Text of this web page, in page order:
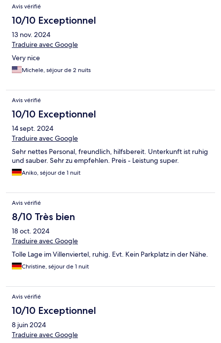
Avis vérifié
10/10 Exceptionnel
13 nov. 2024
Traduire avec Google
Very nice
Michele, séjour de 2 nuits
Avis vérifié
10/10 Exceptionnel
14 sept. 2024
Traduire avec Google
Sehr nettes Personal, freundlich, hilfsbereit. Unterkunft ist ruhig
und sauber. Sehr zu empfehlen. Preis - Leistung super.
Aniko, séjour de 1 nuit
Avis vérifié
8/10 Très bien
18 oct. 2024
Traduire avec Google
Tolle Lage im Villenviertel, ruhig. Evt. Kein Parkplatz in der Nähe.
Christine, séjour de 1 nuit
Avis vérifié
10/10 Exceptionnel
8 juin 2024
Traduire avec Google